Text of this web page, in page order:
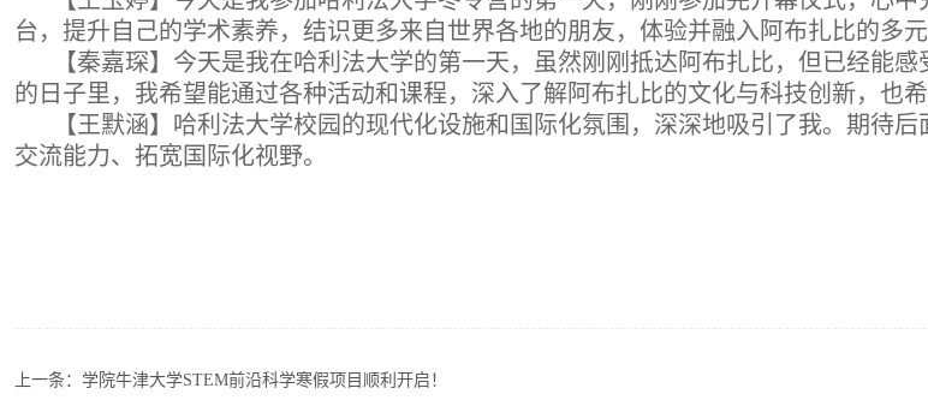
台，提升自己的学术素养，结识更多来自世界各地的朋友，体验并融入阿布扎比的多元
【秦嘉琛】今天是我在哈利法大学的第一天，虽然刚刚抵达阿布扎比，但已经能
的日子里，我希望能通过各种活动和课程，深入了解阿布扎比的文化与科技创新，也
【王默涵】哈利法大学校园的现代化设施和国际化氛围，深深地吸引了我。期待
交流能力、拓宽国际化视野。
上一条： 学院牛津大学STEM前沿科学寒假项目顺利开启！